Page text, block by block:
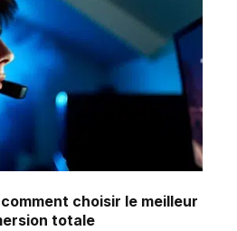
choisir le meilleur
totale